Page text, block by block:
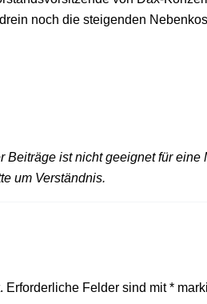
noch die stei­gen­den
ist nicht geeignet für
um Verständnis.
Erforderliche Felder sind mit*